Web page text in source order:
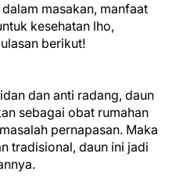
masakan, manfaat
kesehatan lho,
berikut!
dan anti radang, daun
sebagai obat rumahan
pernapasan. Maka
tradisional, daun ini jadi